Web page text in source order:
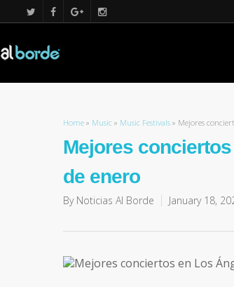
Home » Music » Music Festivals » Mejores
Mejores
de enero
By Noticias Al Borde January 18,